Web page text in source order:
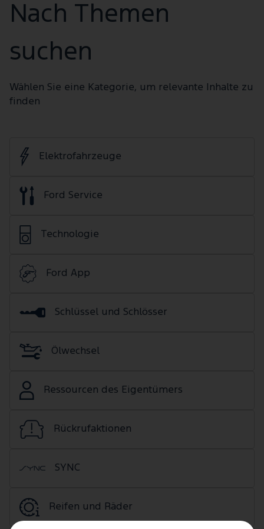
Nach Themen
suchen
Wählen Sie eine Kategorie, um relevante Inhalte zu
finden
Elektrofahrzeuge
Ford Service
Technologie
Ford App
Schlüssel und Schlösser
Ölwechsel
Ressourcen des Eigentümers
Rückrufaktionen
SYNC
Reifen und Räder